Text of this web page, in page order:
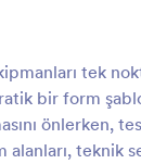
tek
bir form
önlerken,
teknik